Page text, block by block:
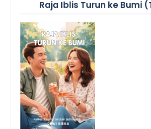
Raja Iblis Turun ke Bumi